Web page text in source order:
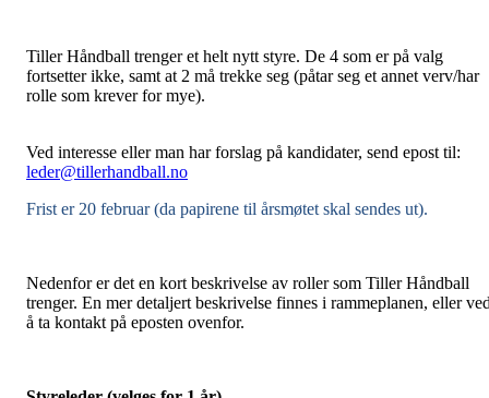
Tiller Håndball trenger et helt nytt styre. De 4 som er på valg
fortsetter ikke, samt at 2 må trekke seg (påtar seg et annet verv/har
rolle som krever for mye).
Ved interesse eller man har forslag på kandidater, send epost til:
leder@tillerhandball.no
Frist er 20 februar (da papirene til årsmøtet skal sendes ut).
Nedenfor er det en kort beskrivelse av roller som Tiller Håndball
trenger. En mer detaljert beskrivelse finnes i rammeplanen, eller
å ta kontakt på eposten ovenfor.